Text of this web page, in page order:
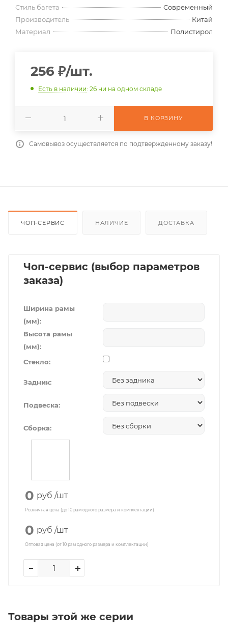
Стиль багета
Современный
Производитель
Китай
Материал
Полистирол
256 ₽/шт.
Есть в наличии: 26 ни на одном складе
В КОРЗИНУ
Самовывоз осуществляется по подтвержденному заказу!
ЧОП-СЕРВИС НАЛИЧИЕ ДОСТАВКА
Чоп-сервис (выбор параметров
заказа)
Ширина рамы
(мм):
Высота рамы
(мм):
Стекло:
Задник:
Подвеска:
Сборка:
0 руб /шт
Розничная цена (до 10 рам одного размера и комплектации)
0 руб /шт
Оптовая цена (от 10 рам одного размера и комплектации)
Товары этой же серии